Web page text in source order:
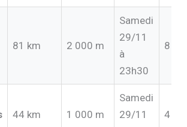
81 km 2 000 m
Samedi
29/11
à
23h30
8 à
44 km 1 000 m
Samedi
29/11
4 à